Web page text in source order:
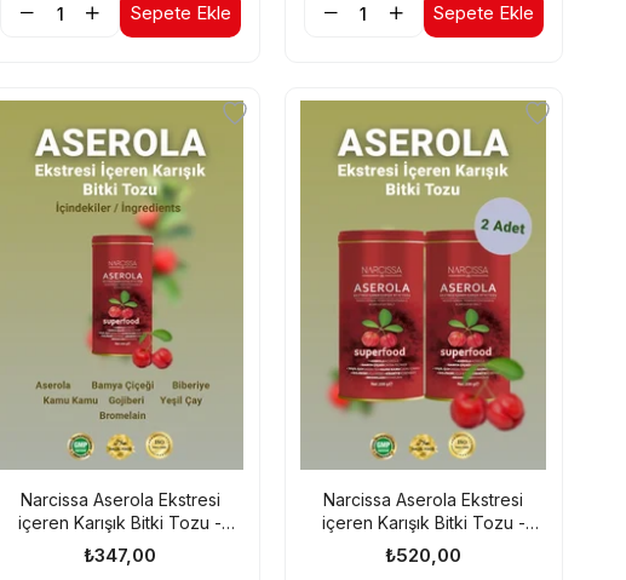
Sepete Ekle Sepete Ekle
Narcissa Aserola Ekstresi
içeren Karışık Bitki Tozu -
Aserola Detoks Form Çayı
₺347,00
Narcissa Aserola Ekstresi
içeren Karışık Bitki Tozu -
Aserola Detoks Form Çayı x2
Adet
₺520,00